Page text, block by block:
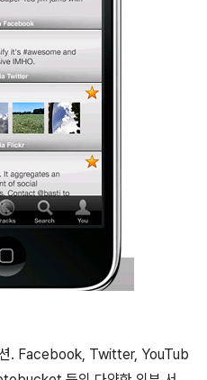
. Facebook, Twitter, YouTub